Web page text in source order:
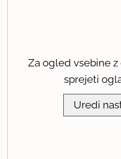
Za ogled vsebine
sprejeti
Uredi